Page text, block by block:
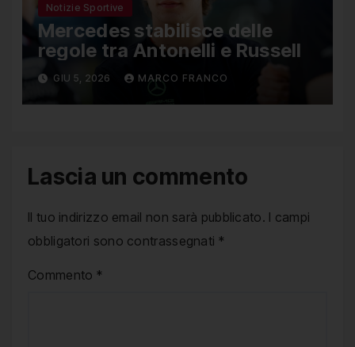
Notizie Sportive
Mercedes stabilisce delle
regole tra Antonelli e Russell
GIU 5, 2026 MARCO FRANCO
Lascia un commento
Il tuo indirizzo email non sarà pubblicato. I campi
obbligatori sono contrassegnati *
Commento *